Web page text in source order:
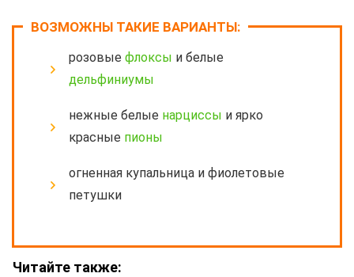
ВОЗМОЖНЫ ТАКИЕ ВАРИАНТЫ:
розовые флоксы и белые
дельфиниумы
нежные белые нарциссы и ярко
красные пионы
огненная купальница и фиолетовые
петушки
Читайте также: